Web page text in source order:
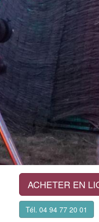
ACHETER EN
Tél. 04 94 77 20 01